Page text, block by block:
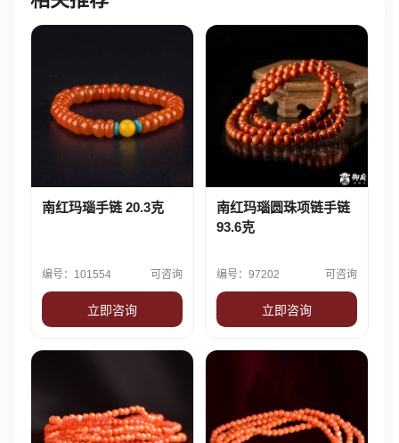
南红玛瑙手链 20.3克
编号：101554 可咨询
立即咨询
南红玛瑙圆珠项链手链
93.6克
编号：97202 可咨询
立即咨询